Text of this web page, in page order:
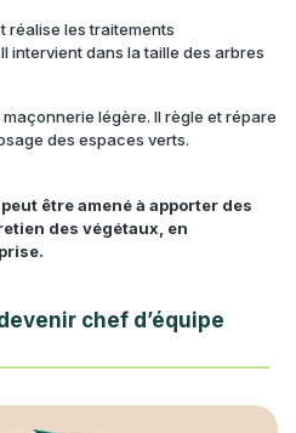
réalise les traitements
intervient dans la taille des arbres
légère. Il règle et répare
des espaces verts.
être amené à apporter des
des végétaux, en
chef d’équipe